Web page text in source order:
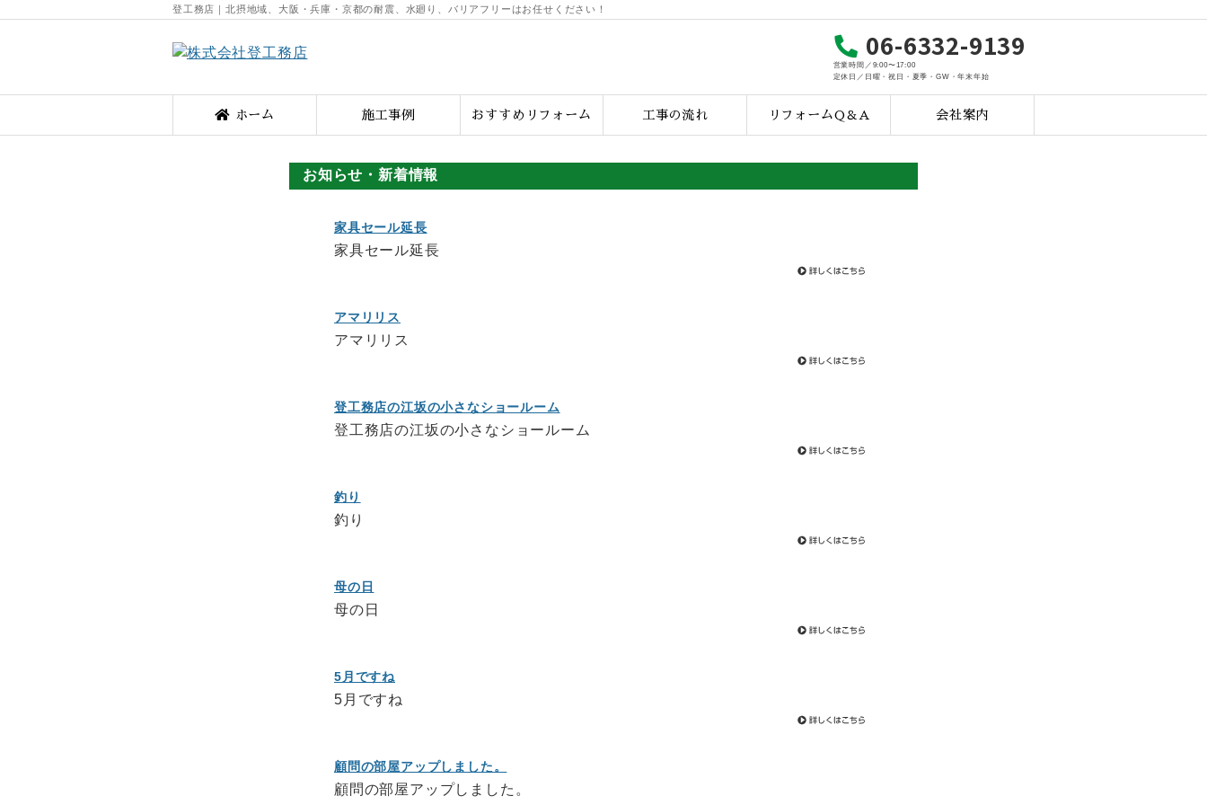
登工務店｜北摂地域、大阪・兵庫・京都の耐震、水廻り、バリアフリーはお任せください！
06-6332-9139
営業時間／9:00〜17:00
定休日／日曜・祝日・夏季・GW・年末年始
ホーム 施工事例 おすすめリフォーム 工事の流れ リフォームQ＆A 会社案内
お知らせ・新着情報
家具セール延長
家具セール延長
アマリリス
アマリリス
登工務店の江坂の小さなショールーム
登工務店の江坂の小さなショールーム
釣り
釣り
母の日
母の日
5月ですね
5月ですね
顧問の部屋アップしました。
顧問の部屋アップしました。